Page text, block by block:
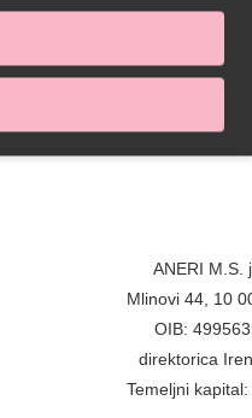
ANERI M.S.
Mlinovi 44, 10
OIB:
direktorica
Temeljni